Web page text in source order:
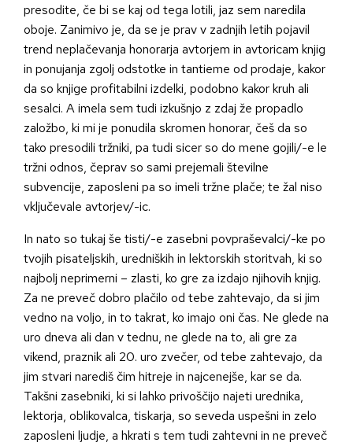
presodite, če bi se kaj od tega lotili, jaz sem naredila
oboje. Zanimivo je, da se je prav v zadnjih letih pojavil
trend neplačevanja honorarja avtorjem in avtoricam knjig
in ponujanja zgolj odstotke in tantieme od prodaje, kakor
da so knjige profitabilni izdelki, podobno kakor kruh ali
sesalci. A imela sem tudi izkušnjo z zdaj že propadlo
založbo, ki mi je ponudila skromen honorar, češ da so
tako presodili tržniki, pa tudi sicer so do mene gojili/-e le
tržni odnos, čeprav so sami prejemali številne
subvencije, zaposleni pa so imeli tržne plače; te žal niso
vključevale avtorjev/-ic.
In nato so tukaj še tisti/-e zasebni povpraševalci/-ke po
tvojih pisateljskih, uredniških in lektorskih storitvah, ki so
najbolj neprimerni – zlasti, ko gre za izdajo njihovih knjig.
Za ne preveč dobro plačilo od tebe zahtevajo, da si jim
vedno na voljo, in to takrat, ko imajo oni čas. Ne glede na
uro dneva ali dan v tednu, ne glede na to, ali gre za
vikend, praznik ali 20. uro zvečer, od tebe zahtevajo, da
jim stvari narediš čim hitreje in najcenejše, kar se da.
Takšni zasebniki, ki si lahko privoščijo najeti urednika,
lektorja, oblikovalca, tiskarja, so seveda uspešni in zelo
zaposleni ljudje, a hkrati s tem tudi zahtevni in ne preveč